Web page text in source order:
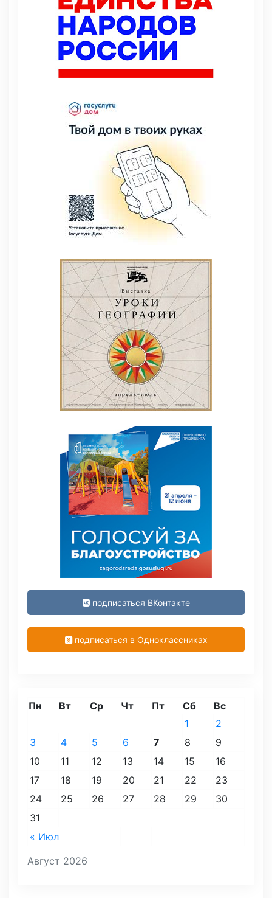
подписаться ВКонтакте
подписаться в Одноклассниках
Август 2026
Пн Вт Ср Чт Пт Сб Вс
« Июл
1
2
3
4 5 6 7 8
9
10
11 12 13 14 15
16
17
18 19 20 21 22
23
24
25 26 27 28 29
30
31